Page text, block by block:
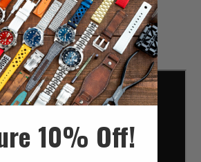
Seiko Monster SRPD25
10% Off!